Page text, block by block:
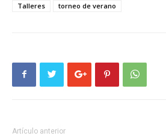
Talleres
torneo de verano
Artículo anterior